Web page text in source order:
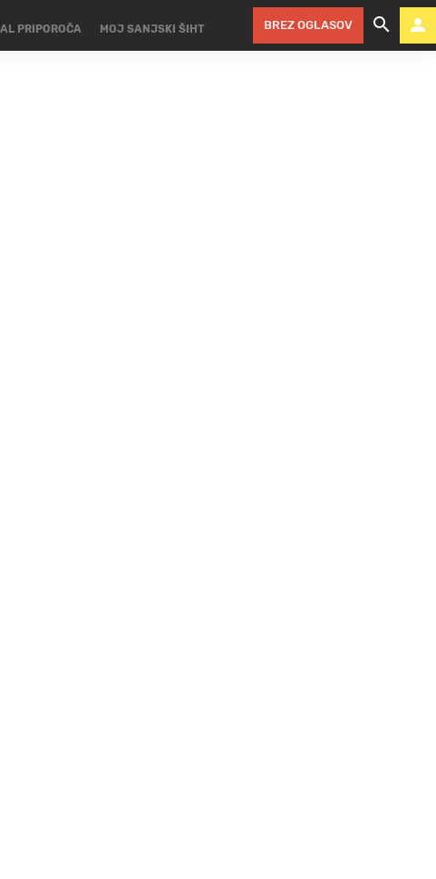
PRIPOROČA MOJ SANJSKI ŠIHT BREZ OGLASOV